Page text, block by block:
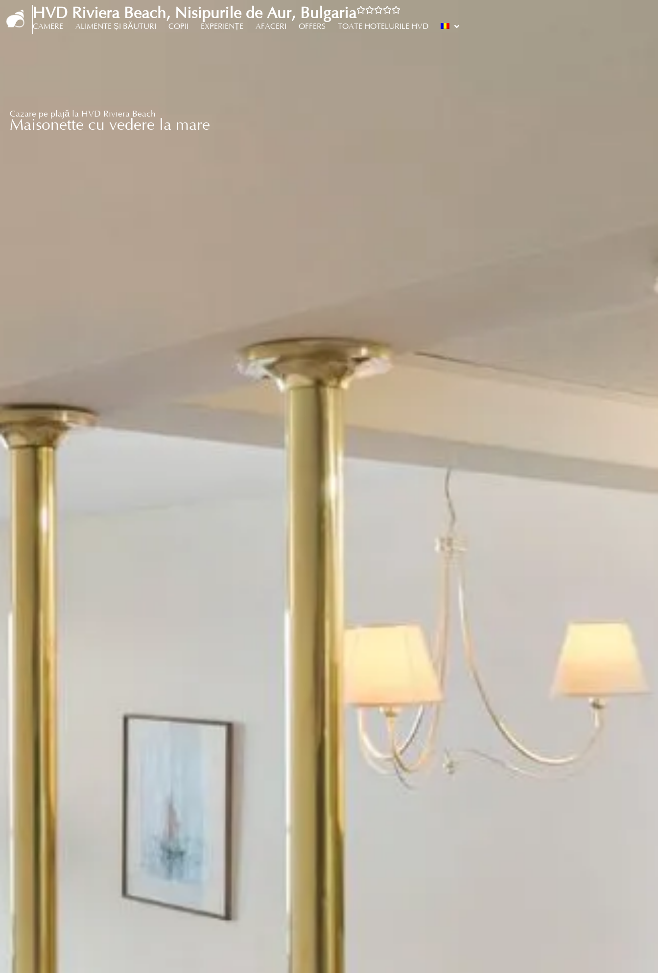
HVD Riviera Beach, Nisipurile de Aur, Bulgaria
CAMERE ALIMENTE ȘI BĂUTURI COPII EXPERIENȚE AFACERI OFFERS TOATE HOTELURILE HVD
Cazare pe plajă la HVD Riviera Beach
Maisonette cu vedere la mare